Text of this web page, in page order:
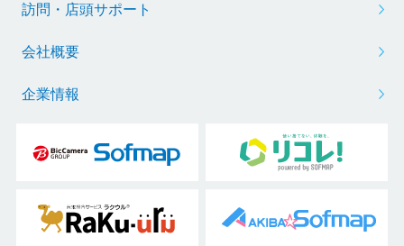
訪問・店頭サポート
会社概要
企業情報